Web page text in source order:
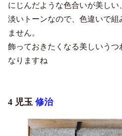
にじんだような色合いが美しい
淡いトーンなので、色違いで組
ません。
飾っておきたくなる美しいうつ
なりますね
4 児玉 修治